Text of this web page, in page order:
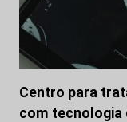
Centro para
com tecnologia